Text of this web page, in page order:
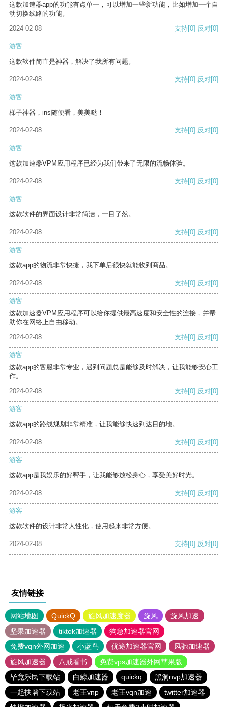
这款加速器app的功能有点单一，可以增加一些新功能，比如增加一个自
动切换线路的功能。
2024-02-08
支持[0] 反对[0]
游客
这款软件简直是神器，解决了我所有问题。
2024-02-08 支持[0] 反对[0]
游客
梯子神器，ins随便看，美美哒！
2024-02-08 支持[0] 反对[0]
游客
这款加速器VPM应用程序已经为我们带来了无限的流畅体验。
2024-02-08 支持[0] 反对[0]
游客
这款软件的界面设计非常简洁，一目了然。
2024-02-08 支持[0] 反对[0]
游客
这款app的物流非常快捷，我下单后很快就能收到商品。
2024-02-08 支持[0] 反对[0]
游客
这款加速器VPM应用程序可以给你提供最高速度和安全性的连接，并帮
助你在网络上自由移动。
2024-02-08
支持[0] 反对[0]
游客
这款app的客服非常专业，遇到问题总是能够及时解决，让我能够安心工
作。
2024-02-08
支持[0] 反对[0]
游客
这款app的路线规划非常精准，让我能够快速到达目的地。
2024-02-08 支持[0] 反对[0]
游客
这款app是我娱乐的好帮手，让我能够放松身心，享受美好时光。
2024-02-08 支持[0] 反对[0]
游客
这款软件的设计非常人性化，使用起来非常方便。
2024-02-08 支持[0] 反对[0]
友情链接
网站地图 QuickQ 旋风加速度器 旋风
旋风加速
坚果加速器
tiktok加速器
狗急加速器官网
免费vqn外网加速
小蓝鸟 优途加速器官网
风驰加速器
旋风加速器
八戒看书
免费vps加速器外网苹果版
毕竟乐民下载站
白鲸加速器 quickq
黑洞nvp加速器
一起扶墙下载站
老王vnp 老王vqn加速
twitter加速器